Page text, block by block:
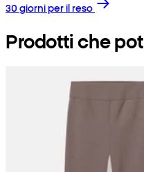
30 giorni per il reso
Prodotti che